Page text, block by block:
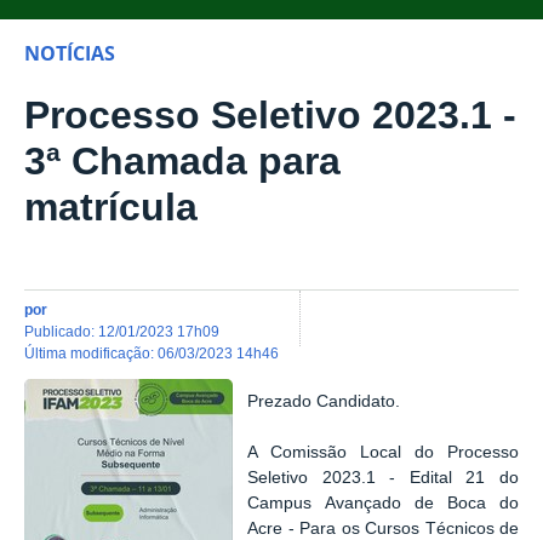
NOTÍCIAS
Processo Seletivo 2023.1 -
3ª Chamada para
matrícula
por
publicado: 12/01/2023 17h09
última modificação: 06/03/2023 14h46
Prezado Candidato.
A Comissão Local do Processo
Seletivo 2023.1 - Edital 21 do
Campus Avançado de Boca do
Acre - Para os Cursos Técnicos de